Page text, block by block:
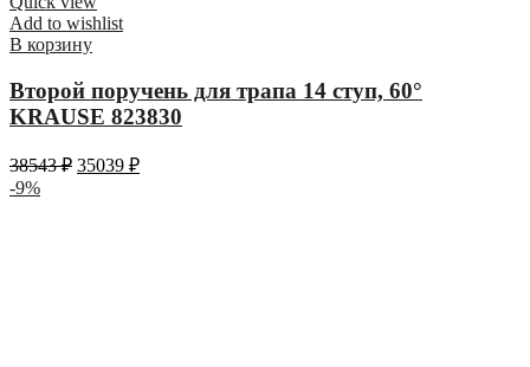
Add to wishlist
В корзину
Второй поручень для трапа 14 ступ, 60°
KRAUSE 823830
38543₽ 35039 ₽
-9%